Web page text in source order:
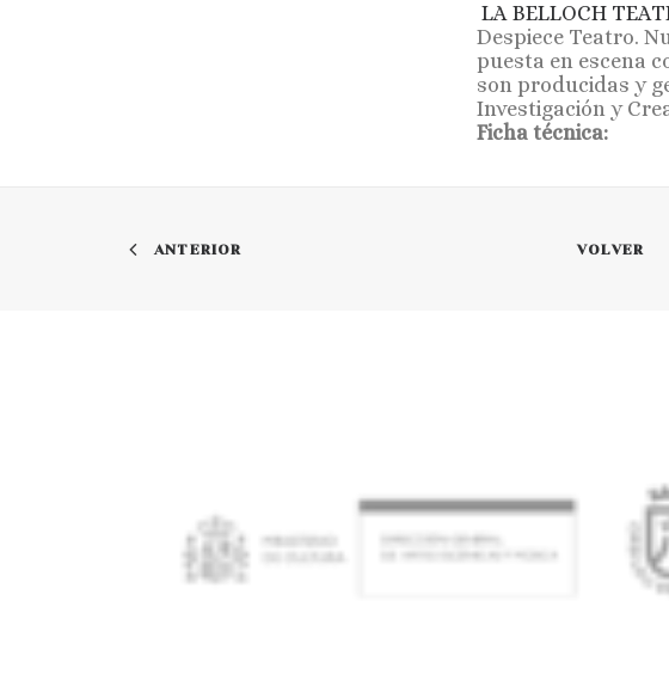
LA BELLOCH
Despiece Teatro.
puesta en escena
son producidas y
Investigación y
Ficha técnica:
ANTERIOR VOLVER